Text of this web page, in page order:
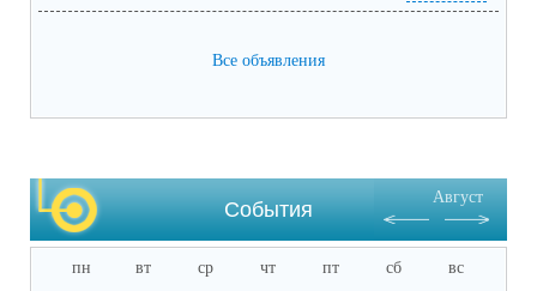
Prilozhieniie_1 (53).pdf(скачать)(посмотреть)
Все объявления
События
Август
пн вт ср чт пт сб вс